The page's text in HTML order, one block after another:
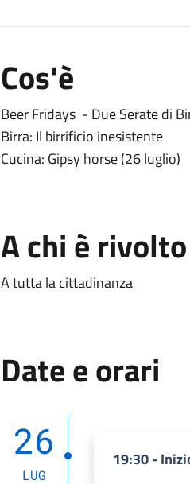
Cos'è
Beer Fridays - Due Serate di
Birra: Il birrificio inesistente
Cucina: Gipsy horse (26 luglio)
A chi è rivolto
A tutta la cittadinanza
Date e orari
26
LUG
19:30 -